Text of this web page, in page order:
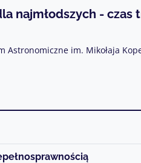
najmłodszych -
Astronomiczne im. Mikołaja